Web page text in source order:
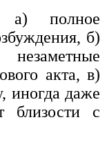
а) полное
б)
акта, в)
иногда даже
близости с